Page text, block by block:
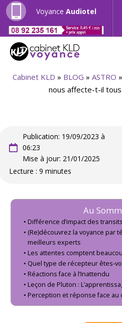
Voyance Audiotel
Cabinet KLD » BLOG » ASTRO »
nous affecte-t-il
Publication: 19/09/2023 à
06:23
Mise à jour: 21/01/2025
Lecture : 9 minutes
Au
Différence d’impact des transits
(Re)découvrez la voyance par
meilleurs experts
Les attentes comptent
Quel type de récepteur êtes-
Réactions face à l’Inattendu
Leçon de Pluton :
Perception et réponse face au